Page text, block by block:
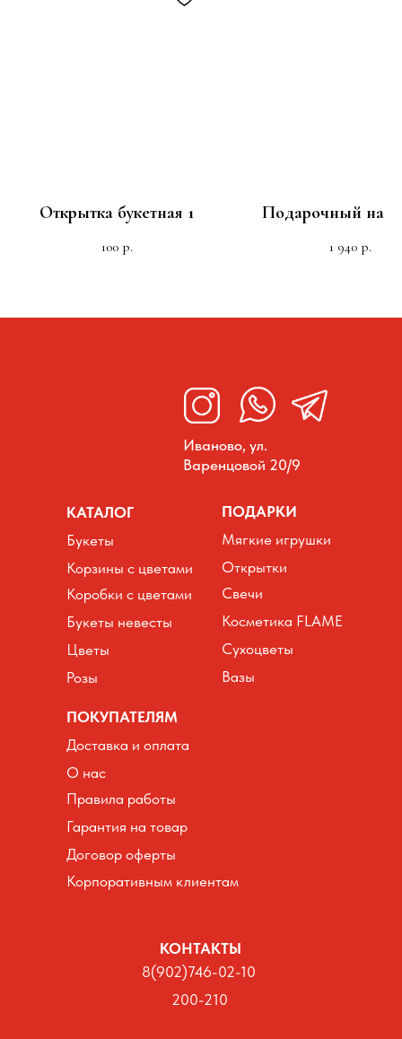
Открытка букетная 1
100 р.
Подарочный
1 940 р.
Иваново, ул.
Варенцовой 20/9
КАТАЛОГ ПОДАРКИ
ПОКУПАТЕЛЯМ
КОНТАКТЫ
Букеты
Корзины с цветами
Коробки с цветами
Цветы
Розы
Букеты невесты
Мягкие игрушки
Открытки
Свечи
Сухоцветы
Вазы
Косметика FLAME
Доставка и оплата
О нас
Правила работы
Договор оферты
Гарантия на товар
8(902)746-02-10
200-210
Корпоративным клиентам